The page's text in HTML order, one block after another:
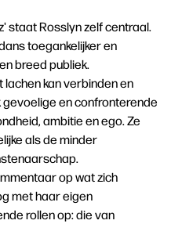
staat Rosslyn zelf centraal.
toegankelijker en
breed publiek.
kan verbinden en
en confronterende
ambitie en ego. Ze
als de minder
op wat zich
met haar eigen
rollen op: die van